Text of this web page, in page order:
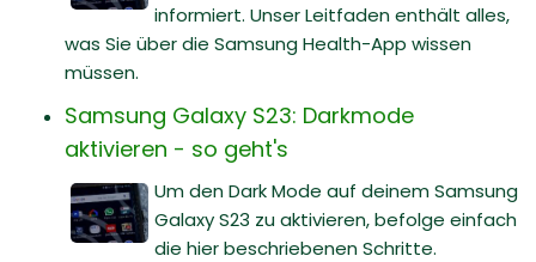
informiert. Unser Leitfaden enthält alles,
was Sie über die Samsung Health-App wissen
müssen.
Samsung Galaxy S23: Darkmode
aktivieren - so geht's
Um den Dark Mode auf deinem Samsung
Galaxy S23 zu aktivieren, befolge einfach
die hier beschriebenen Schritte.